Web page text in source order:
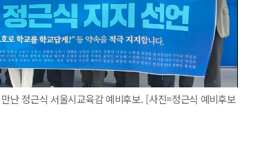
난 정근식 서울시교육감 예비후보. [사진=정근식 예비후보